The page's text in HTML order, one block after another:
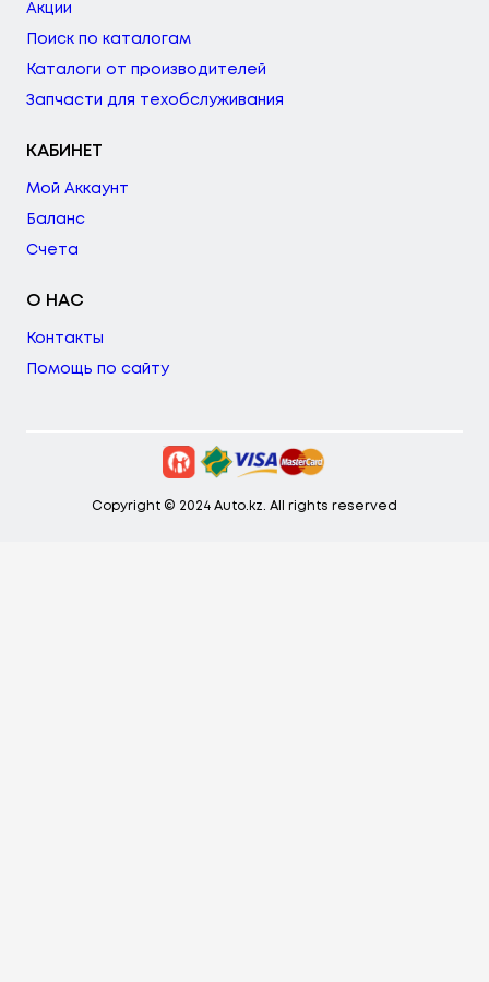
Акции
Поиск по каталогам
Каталоги от производителей
Запчасти для техобслуживания
КАБИНЕТ
Мой Аккаунт
Баланс
Счета
О НАС
Контакты
Помощь по сайту
Copyright © 2024 Auto.kz. All rights reserved